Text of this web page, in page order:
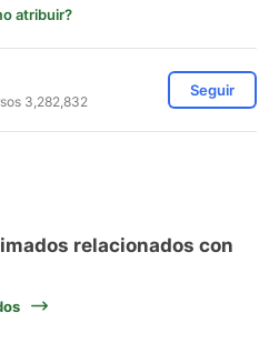
atribuir?
3,282,832
Seguir
relacionados con